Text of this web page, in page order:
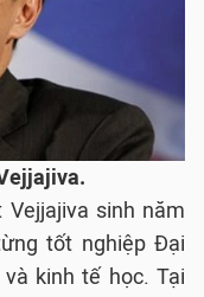
sinh năm
tốt nghiệp Đại
kinh tế học. Tại